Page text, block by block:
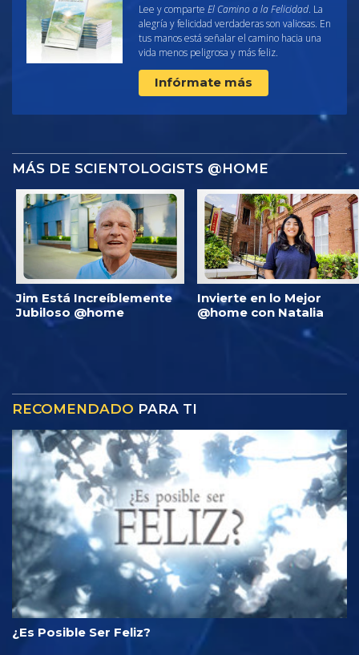
Lee y comparte El Camino a la Felicidad. La
alegría y felicidad verdaderas son valiosas. En
tus manos está señalar el camino hacia una
vida menos peligrosa y más feliz.
Infórmate más
MÁS DE SCIENTOLOGISTS @HOME
Jim Está Increíblemente
Jubiloso @home
Invierte en lo Mejor
@home con Natalia
RECOMENDADO PARA TI
¿Es Posible Ser Feliz?